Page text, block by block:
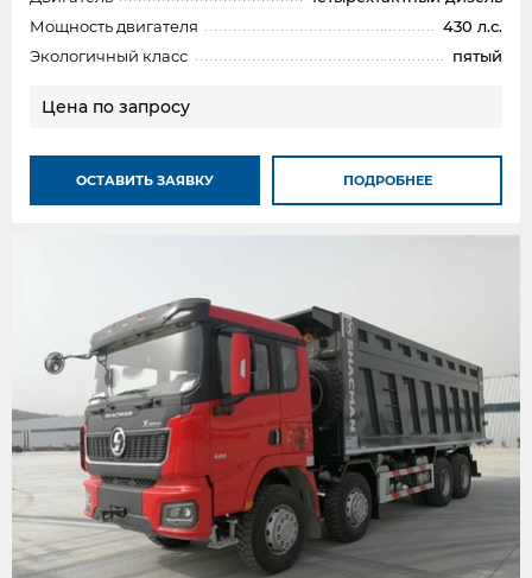
Мощность двигателя
430 л.с.
Экологичный класс
пятый
Цена по запросу
ОСТАВИТЬ ЗАЯВКУ ПОДРОБНЕЕ